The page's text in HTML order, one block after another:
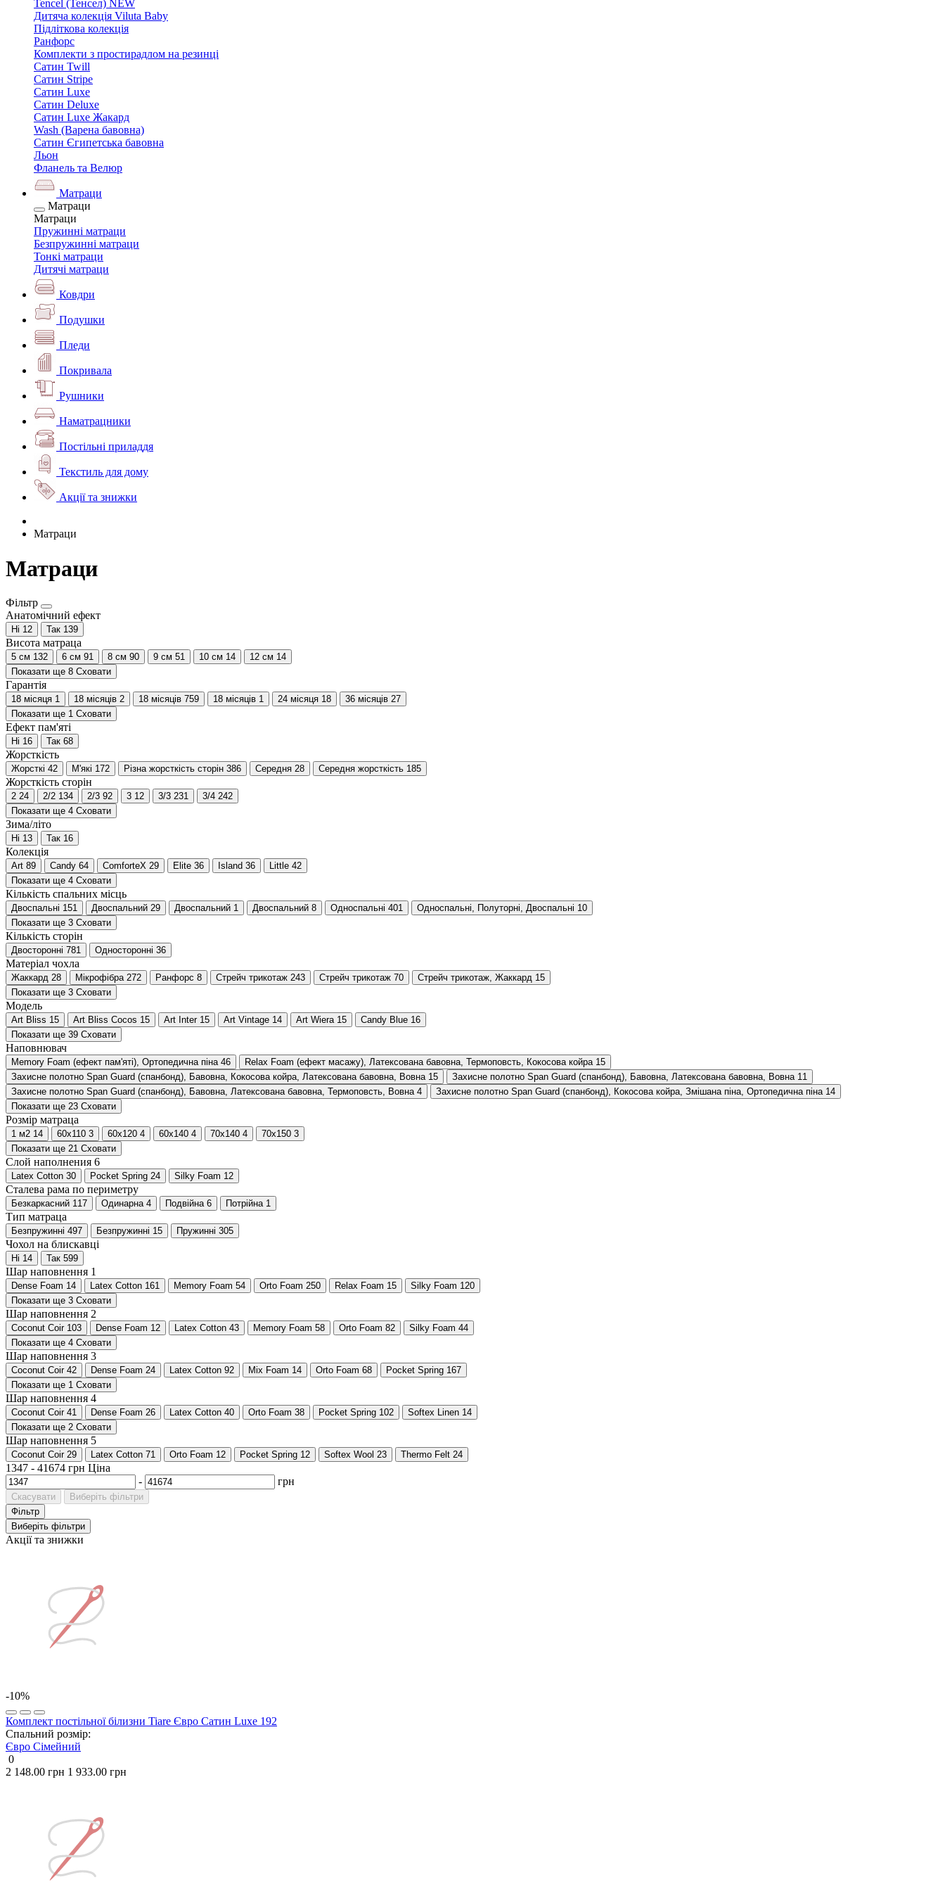
Tencel (Тенсел) NEW
Дитяча колекція Viluta Baby
Підліткова колекція
Ранфорс
Комплекти з простирадлом на резинці
Сатин Twill
Сатин Stripe
Сатин Luxe
Сатин Deluxe
Сатин Luxe Жакард
Wash (Варена бавовна)
Сатин Єгипетська бавовна
Льон
Фланель та Велюр
Матраци
Матраци
Матраци
Пружинні матраци
Безпружинні матраци
Тонкі матраци
Дитячі матраци
Ковдри
Подушки
Пледи
Покривала
Рушники
Наматрацники
Постільні приладдя
Текстиль для дому
Акції та знижки
Матраци
Матраци
Фільтр
Анатомічний ефект
Ні 12 Так 139
Висота матраца
5 см 132 6 см 91 8 см 90 9 см 51 10 см 14 12 см 14
Показати ще 8 Сховати
Гарантія
18 місяця 1 18 місяців 2 18 місяців 759 18 місяців 1 24 місяця 18 36 місяців 27
Показати ще 1 Сховати
Ефект пам'яті
Ні 16 Так 68
Жорсткість
Жорсткі 42 М'які 172 Різна жорсткість сторін 386 Середня 28 Середня жорсткість 185
Жорсткість сторін
2 24 2/2 134 2/3 92 3 12 3/3 231 3/4 242
Показати ще 4 Сховати
Зима/літо
Ні 13 Так 16
Колекція
Art 89 Candy 64 ComforteX 29 Elite 36 Island 36 Little 42
Показати ще 4 Сховати
Кількість спальних місць
Двоспальні 151 Двоспальний 29 Двоспальний 1 Двоспальний 8 Односпальні 401 Односпальні, Полуторні, Двоспальні 10
Показати ще 3 Сховати
Кількість сторін
Двосторонні 781 Односторонні 36
Матеріал чохла
Жаккард 28 Мікрофібра 272 Ранфорс 8 Стрейч трикотаж 243 Стрейч трикотаж 70 Стрейч трикотаж, Жаккард 15
Показати ще 3 Сховати
Модель
Art Bliss 15 Art Bliss Cocos 15 Art Inter 15 Art Vintage 14 Art Wiera 15 Candy Blue 16
Показати ще 39 Сховати
Наповнювач
Memory Foam (ефект пам'яті), Ортопедична піна 46 Relax Foam (ефект масажу), Латексована бавовна, Термоповсть, Кокосова койра 15
Захисне полотно Span Guard (cпанбонд), Бавовна, Кокосова койра, Латексована бавовна, Вовна 15 Захисне полотно Span Guard (cпанбонд), Бавовна, Латексована бавовна, Вовна 11
Захисне полотно Span Guard (cпанбонд), Бавовна, Латексована бавовна, Термоповсть, Вовна 4 Захисне полотно Span Guard (cпанбонд), Кокосова койра, Змішана піна, Ортопедична піна 14
Показати ще 23 Сховати
Розмір матраца
1 м2 14 60х110 3 60х120 4 60х140 4 70х140 4 70х150 3
Показати ще 21 Сховати
Слой наполнения 6
Latex Cotton 30 Pocket Spring 24 Silky Foam 12
Сталева рама по периметру
Безкаркасний 117 Одинарна 4 Подвійна 6 Потрійна 1
Тип матраца
Безпружинні 497 Безпружинні 15 Пружинні 305
Чохол на блискавці
Ні 14 Так 599
Шар наповнення 1
Dense Foam 14 Latex Cotton 161 Memory Foam 54 Orto Foam 250 Relax Foam 15 Silky Foam 120
Показати ще 3 Сховати
Шар наповнення 2
Coconut Coir 103 Dense Foam 12 Latex Cotton 43 Memory Foam 58 Orto Foam 82 Silky Foam 44
Показати ще 4 Сховати
Шар наповнення 3
Coconut Coir 42 Dense Foam 24 Latex Cotton 92 Mix Foam 14 Orto Foam 68 Pocket Spring 167
Показати ще 1 Сховати
Шар наповнення 4
Coconut Coir 41 Dense Foam 26 Latex Cotton 40 Orto Foam 38 Pocket Spring 102 Softex Linen 14
Показати ще 2 Сховати
Шар наповнення 5
Coconut Coir 29 Latex Cotton 71 Orto Foam 12 Pocket Spring 12 Softex Wool 23 Thermo Felt 24
1347 - 41674 грн Ціна
-
грн
Скасувати
Виберіть фільтри
Фільтр
Виберіть фільтри
Акції та знижки
-10%
Комплект постільної білизни Tiare Євро Сатин Luxe 192
Спальний розмір:
Євро Сімейний
0
2 148.00 грн 1 933.00 грн